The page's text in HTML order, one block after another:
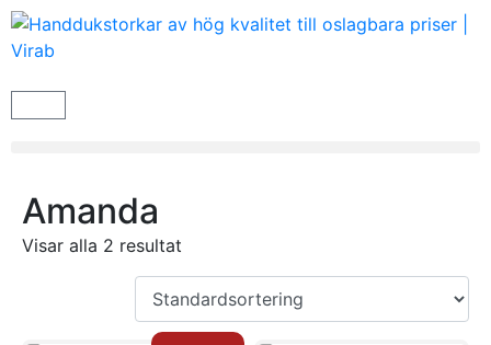
Amanda
Visar alla 2 resultat